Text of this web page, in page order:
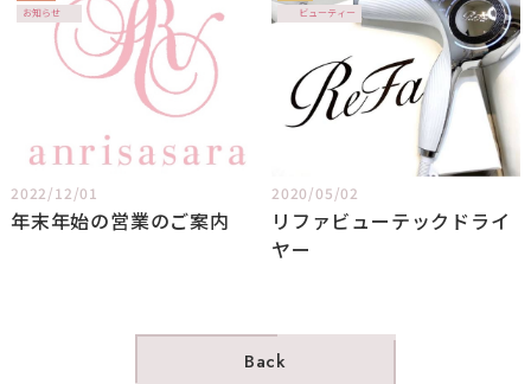
お知らせ
2022/12/01
年末年始の営業のご案内
ビューティー
2020/05/02
リファビューテックドライ
ヤー
Back